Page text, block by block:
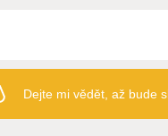
Dejte mi vědět, až bude